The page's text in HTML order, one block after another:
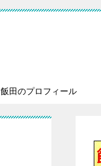
飯田のプロフィール